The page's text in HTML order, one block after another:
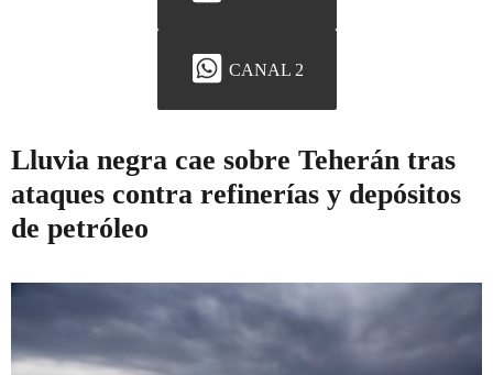
CANAL 2
Lluvia negra cae sobre Teherán tras
ataques contra refinerías y depósitos
de petróleo